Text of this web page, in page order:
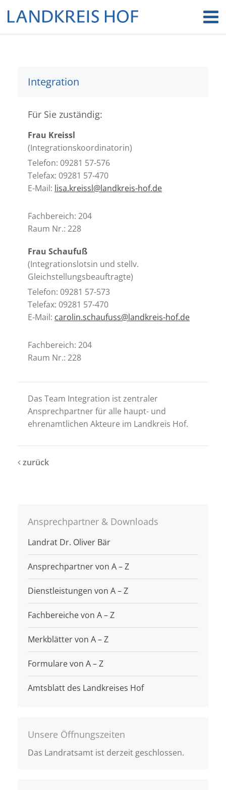
Integration
Für Sie zuständig:
Frau Kreissl
(Integrationskoordinatorin)
Telefon: 09281 57-576
Telefax: 09281 57-470
E-Mail: lisa.kreissl@landkreis-hof.de
Fachbereich: 204
Raum Nr.: 228
Frau Schaufuß
(Integrationslotsin und stellv.
Gleichstellungsbeauftragte)
Telefon: 09281 57-573
Telefax: 09281 57-470
E-Mail: carolin.schaufuss@landkreis-hof.de
Fachbereich: 204
Raum Nr.: 228
Das Team Integration ist zentraler
Ansprechpartner für alle haupt- und
ehrenamtlichen Akteure im Landkreis Hof.
zurück
Ansprechpartner & Downloads
Landrat Dr. Oliver Bär
Ansprechpartner von A – Z
Dienstleistungen von A – Z
Fachbereiche von A – Z
Merkblätter von A – Z
Formulare von A – Z
Amtsblatt des Landkreises Hof
Unsere Öffnungszeiten
Das Landratsamt ist derzeit geschlossen.